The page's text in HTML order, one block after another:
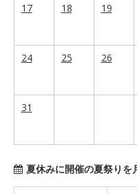
17
18 19
24 25 26
31
夏休みに開催の夏祭りを